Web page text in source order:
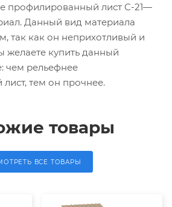
профилированный лист С-21—
Данный вид материала
так как он неприхотливый и
желаете купить данный
чем рельефнее
тем он прочнее.
товары
ВСЕ ТОВАРЫ